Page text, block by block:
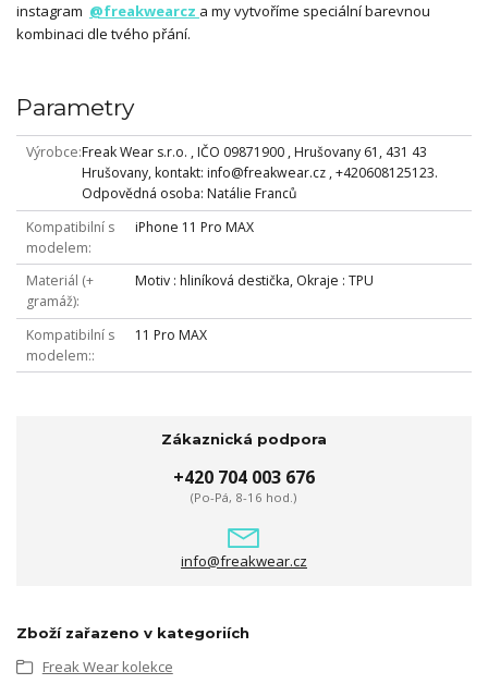
instagram @freakwearcz a my vytvoříme speciální barevnou
kombinaci dle tvého přání.
Parametry
Výrobce Freak Wear s.r.o. , IČO 09871900 , Hrušovany 61, 431 43
Hrušovany, kontakt: info@freakwear.cz , +420608125123.
Odpovědná osoba: Natálie Franců
Kompatibilní s
modelem
iPhone 11 Pro MAX
Materiál (+
gramáž)
Motiv : hliníková destička, Okraje : TPU
Kompatibilní s
modelem:
11 Pro MAX
Zákaznická podpora
+420 704 003 676
(Po-Pá, 8-16 hod.)
info@freakwear.cz
Zboží zařazeno v kategoriích
Freak Wear kolekce